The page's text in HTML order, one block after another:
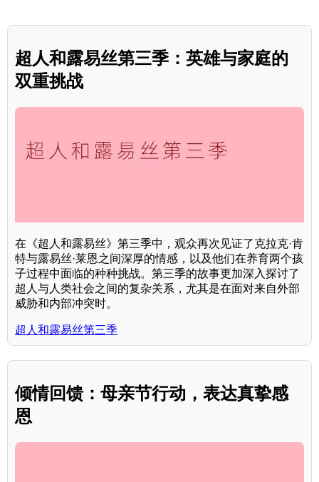
超人和露易丝第三季：英雄与家庭的
双重挑战
在《超人和露易丝》第三季中，观众再次见证了克拉克·肯
特与露易丝·莱恩之间深厚的情感，以及他们在养育两个孩
子过程中面临的种种挑战。第三季的故事更加深入探讨了
超人与人类社会之间的复杂关系，尤其是在面对来自外部
威胁和内部冲突时。
超人和露易丝第三季
倾情回馈：母亲节行动，表达真挚感
恩